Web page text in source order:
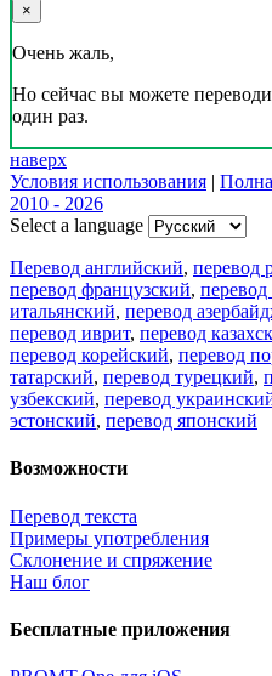
×
Очень жаль,
Но сейчас вы можете
один раз.
наверх
Условия использования |
2010 - 2026
Select a language
Перевод английский, перевод
перевод французский,
итальянский, перевод
перевод иврит, перевод
перевод корейский, перевод
татарский, перевод турецкий,
узбекский, перевод
эстонский, перевод японский
Возможности
Перевод текста
Примеры употребления
Склонение и спряжение
Наш блог
Бесплатные приложения